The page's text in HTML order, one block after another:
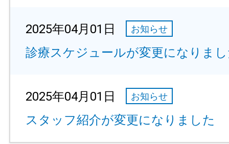
2025年04月01日 お知らせ
診療スケジュールが変更になりま
2025年04月01日 お知らせ
スタッフ紹介が変更になりました